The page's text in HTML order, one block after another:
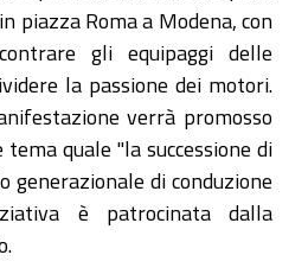
piazza Roma a Modena, con
gli equipaggi delle
la passione dei motori.
verrà promosso
quale "la successione di
generazionale di conduzione
è patrocinata dalla